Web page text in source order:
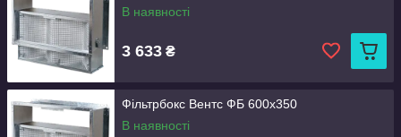
В наявності
3 633 ₴
Фільтрбокс Вентс ФБ 600x350
В наявності